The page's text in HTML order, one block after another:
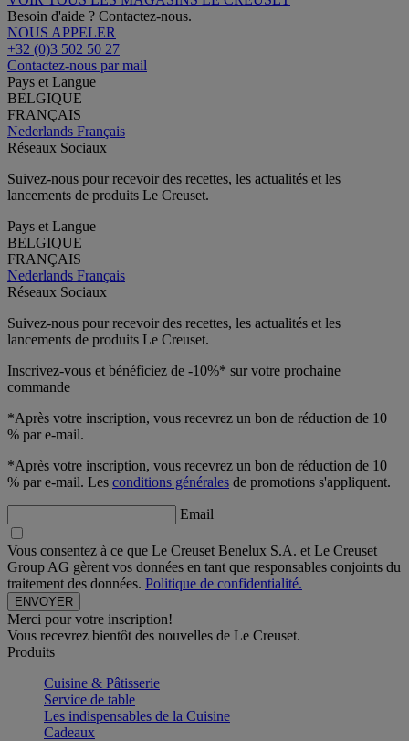
Besoin d'aide ? Contactez-nous.
NOUS APPELER
+32 (0)3 502 50 27
Contactez-nous par mail
Pays et Langue
BELGIQUE
FRANÇAIS
Nederlands Français
Réseaux Sociaux
Suivez-nous pour recevoir des recettes, les actualités et les
lancements de produits Le Creuset.
Pays et Langue
BELGIQUE
FRANÇAIS
Nederlands Français
Réseaux Sociaux
Suivez-nous pour recevoir des recettes, les actualités et les
lancements de produits Le Creuset.
Inscrivez-vous et bénéficiez de -10%* sur votre prochaine
commande
*Après votre inscription, vous recevrez un bon de réduction de 10
% par e-mail.
*Après votre inscription, vous recevrez un bon de réduction de 10
% par e-mail. Les conditions générales de promotions s'appliquent.
Email
Vous consentez à ce que Le Creuset Benelux S.A. et Le Creuset
Group AG gèrent vos données en tant que responsables conjoints du
traitement des données. Politique de confidentialité.
Merci pour votre inscription!
Vous recevrez bientôt des nouvelles de Le Creuset.
Produits
Cuisine & Pâtisserie
Service de table
Les indispensables de la Cuisine
Cadeaux